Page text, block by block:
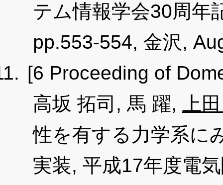
テム情報学会30周年
pp.553-554, 金沢,
[6 Proceeding of
高坂 拓司, 馬 躍,
上
性を有する力学系に
実装, 平成17年度電